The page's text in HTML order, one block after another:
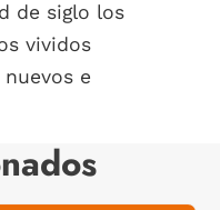
de siglo los
vividos
e